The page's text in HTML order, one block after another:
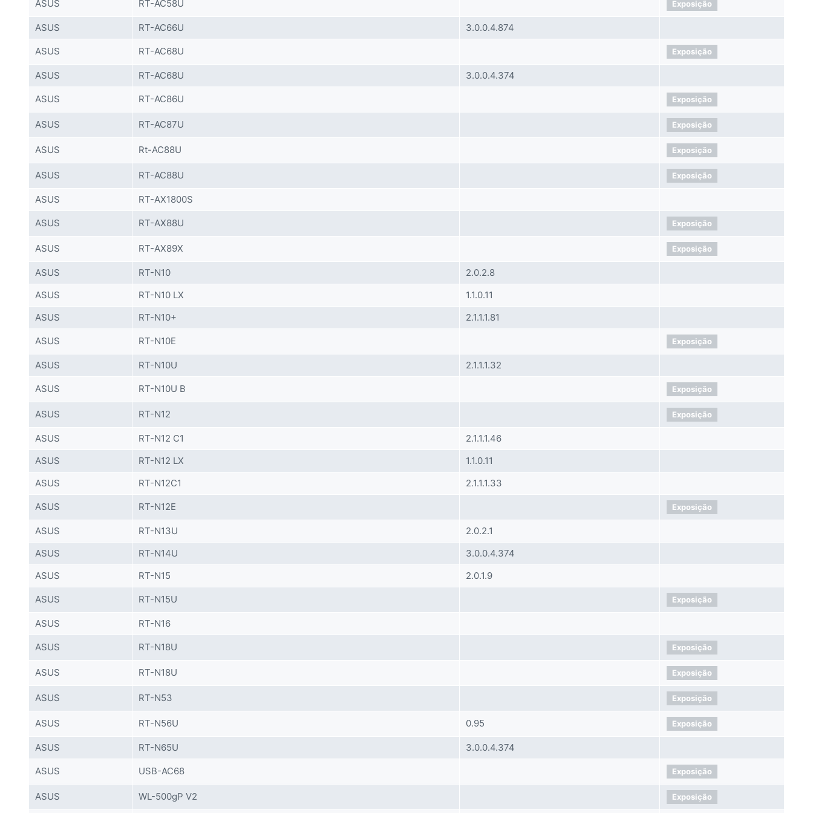
ASUS RT-AC58U Exposição
ASUS RT-AC66U 3.0.0.4.874
ASUS RT-AC68U Exposição
ASUS RT-AC68U 3.0.0.4.374
ASUS RT-AC86U Exposição
ASUS RT-AC87U Exposição
ASUS Rt-AC88U Exposição
ASUS RT-AC88U Exposição
ASUS RT-AX1800S
ASUS RT-AX88U Exposição
ASUS RT-AX89X Exposição
ASUS RT-N10
2.0.2.8
ASUS
RT-N10 LX
1.1.0.11
ASUS
RT-N10+ 2.1.1.1.81
ASUS RT-N10E Exposição
ASUS RT-N10U 2.1.1.1.32
ASUS RT-N10U B Exposição
ASUS RT-N12 Exposição
ASUS RT-N12 C1
2.1.1.1.46
ASUS
RT-N12 LX
1.1.0.11
ASUS
RT-N12C1 2.1.1.1.33
ASUS RT-N12E Exposição
ASUS RT-N13U
2.0.2.1
ASUS
RT-N14U
3.0.0.4.374
ASUS
RT-N15 2.0.1.9
ASUS RT-N15U Exposição
ASUS RT-N16
ASUS RT-N18U Exposição
ASUS RT-N18U Exposição
ASUS RT-N53 Exposição
ASUS RT-N56U 0.95 Exposição
ASUS RT-N65U 3.0.0.4.374
ASUS USB-AC68 Exposição
ASUS WL-500gP V2 Exposição